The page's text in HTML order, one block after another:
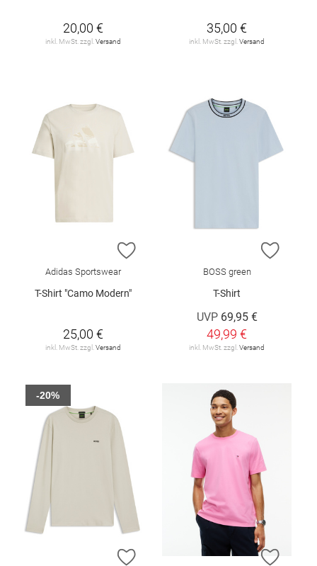
20,00 €
inkl. MwSt. zzgl. Versand
35,00 €
inkl. MwSt. zzgl. Versand
ZUR WUNSCHLISTE HINZUFÜGEN
Adidas Sportswear
T-Shirt "Camo Modern"
25,00 €
inkl. MwSt. zzgl.Versand
ZUR
BOSS green
T-Shirt
UVP 69,95 €
49,99 €
inkl. MwSt. zzgl.Versand
ZUR WUNSCHLISTE HINZUFÜGEN
-20%
ZUR